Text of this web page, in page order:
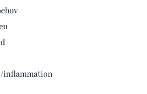
inflammation